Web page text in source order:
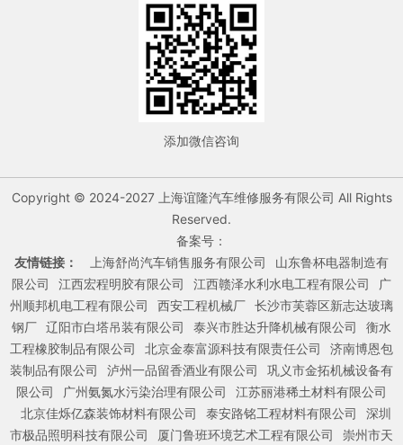
添加微信咨询
Copyright © 2024-2027 上海谊隆汽车维修服务有限公司 All Rights
Reserved.
备案号：
友情链接：
上海舒尚汽车销售服务有限公司
山东鲁杯电器制造有
限公司
江西宏程明胶有限公司 江西赣泽水利水电工程有限公司
广
州顺邦机电工程有限公司
西安工程机械厂 长沙市芙蓉区新志达玻璃
钢厂 辽阳市白塔吊装有限公司 泰兴市胜达升降机械有限公司
衡水
工程橡胶制品有限公司
北京金泰富源科技有限责任公司
济南博恩包
装制品有限公司
泸州一品留香酒业有限公司
巩义市金拓机械设备有
限公司
广州氨氮水污染治理有限公司
江苏丽港稀土材料有限公司
北京佳烁亿森装饰材料有限公司
泰安路铭工程材料有限公司
深圳
市极品照明科技有限公司
厦门鲁班环境艺术工程有限公司 崇州市天